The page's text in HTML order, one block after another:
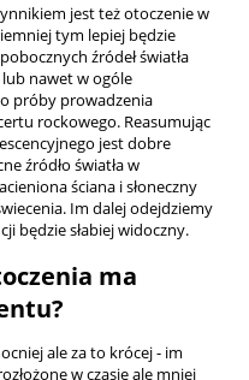
jest też otoczenie w
tym lepiej będzie
źródeł światła
nawet w ogóle
próby prowadzenia
rockowego. Reasumując
jest dobre
źródło światła w
ściana i słoneczny
Im dalej odejdziemy
będzie słabiej widoczny.
ma
ale za to krócej - im
w czasie ale mniej